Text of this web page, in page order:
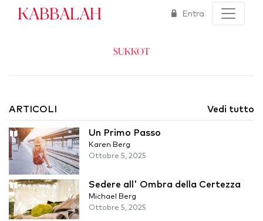
Kabbalah Entra
Sukkot
ARTICOLI Vedi tutto
Un Primo Passo
Karen Berg
Ottobre 5, 2025
Sedere all' Ombra della Certezza
Michael Berg
Ottobre 5, 2025